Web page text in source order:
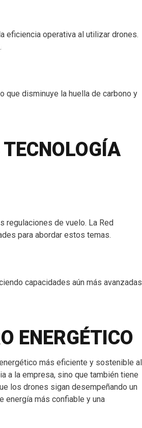
eficiencia operativa al utilizar drones.
que disminuye la huella de carbono y
regulaciones de vuelo. La Red
para abordar estos temas.
capacidades aún más avanzadas
ENERGÉTICO
más eficiente y sostenible al
a la empresa, sino que también tiene
los drones sigan desempeñando un
energía más confiable y una